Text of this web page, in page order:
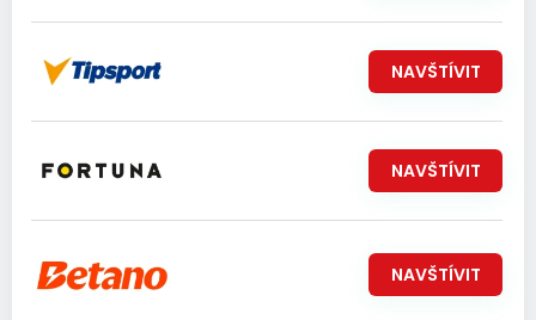
NAVŠTÍVIT
NAVŠTÍVIT
NAVŠTÍVIT